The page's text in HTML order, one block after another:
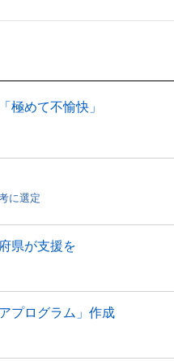
極めて不愉快」
に選定
県が支援を
プログラム」作成